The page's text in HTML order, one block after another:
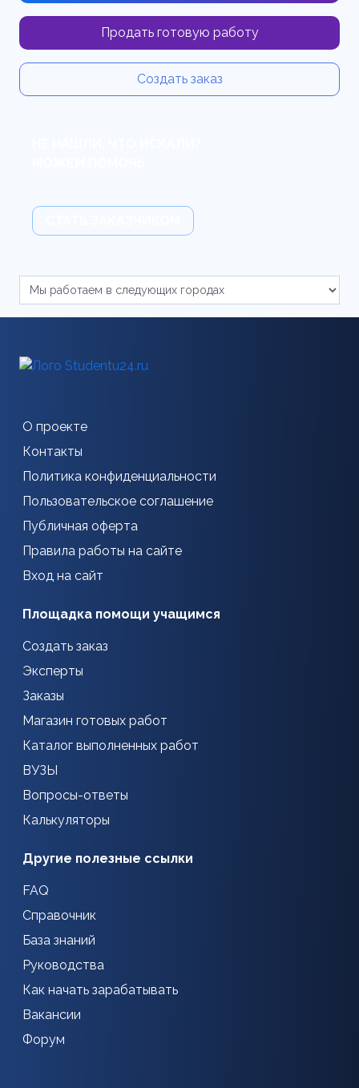
Продать готовую работу
Создать заказ
О проекте
Контакты
Политика конфиденциальности
Пользовательское соглашение
Публичная оферта
Правила работы на сайте
Вход на сайт
Площадка помощи учащимся
Создать заказ
Эксперты
Заказы
Магазин готовых работ
Каталог выполненных работ
ВУЗЫ
Вопросы-ответы
Калькуляторы
Другие полезные ссылки
FAQ
Справочник
База знаний
Руководства
Как начать зарабатывать
Вакансии
Форум